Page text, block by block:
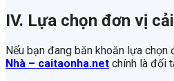
IV. Lựa chọn đơn vị
Nếu bạn đang băn khoăn lựa
Nhà – caitaonha.net chính là đối